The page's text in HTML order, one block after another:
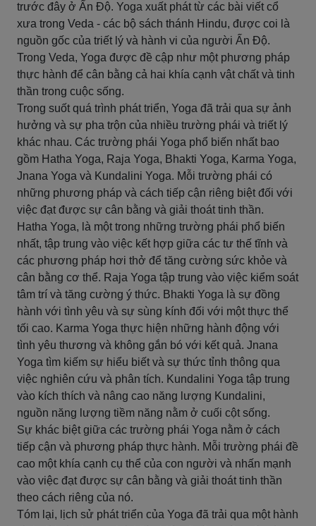
trước đây ở Ấn Độ. Yoga xuất phát từ các bài viết cổ
xưa trong Veda - các bộ sách thánh Hindu, được coi là
nguồn gốc của triết lý và hành vi của người Ấn Độ.
Trong Veda, Yoga được đề cập như một phương pháp
thực hành để cân bằng cả hai khía cạnh vật chất và tinh
thần trong cuộc sống.
Trong suốt quá trình phát triển, Yoga đã trải qua sự ảnh
hưởng và sự pha trộn của nhiều trường phái và triết lý
khác nhau. Các trường phái Yoga phổ biến nhất bao
gồm Hatha Yoga, Raja Yoga, Bhakti Yoga, Karma Yoga,
Jnana Yoga và Kundalini Yoga. Mỗi trường phái có
những phương pháp và cách tiếp cận riêng biệt đối với
việc đạt được sự cân bằng và giải thoát tinh thần.
Hatha Yoga, là một trong những trường phái phổ biến
nhất, tập trung vào việc kết hợp giữa các tư thế tĩnh và
các phương pháp hơi thở để tăng cường sức khỏe và
cân bằng cơ thể. Raja Yoga tập trung vào việc kiểm soát
tâm trí và tăng cường ý thức. Bhakti Yoga là sự đồng
hành với tình yêu và sự sùng kính đối với một thực thể
tối cao. Karma Yoga thực hiện những hành động với
tình yêu thương và không gắn bó với kết quả. Jnana
Yoga tìm kiếm sự hiểu biết và sự thức tỉnh thông qua
việc nghiên cứu và phân tích. Kundalini Yoga tập trung
vào kích thích và nâng cao năng lượng Kundalini,
nguồn năng lượng tiềm năng nằm ở cuối cột sống.
Sự khác biệt giữa các trường phái Yoga nằm ở cách
tiếp cận và phương pháp thực hành. Mỗi trường phái đề
cao một khía cạnh cụ thể của con người và nhấn mạnh
vào việc đạt được sự cân bằng và giải thoát tinh thần
theo cách riêng của nó.
Tóm lại, lịch sử phát triển của Yoga đã trải qua một hành